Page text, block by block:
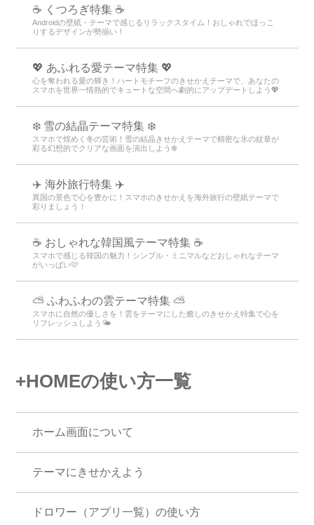
☕ くつろぎ特集 ☕
Androidの壁紙・テーマで感じるリラックスタイム！おしゃれでほっこ
りするデザインが勢揃い！
💖 あふれる愛テーマ特集 💖
心を奪われる愛の輝き！ハートモチーフのきせかえテーマで、あなたの
スマホを世界一情熱的でキュートな空間へ劇的にアップデートしよう💖
❄️ 雪の結晶テーマ特集 ❄️
スマホで煌めく冬の芸術！雪の結晶きせかえテーマで精密な氷の紋章が
彩る幻想的でクリアな画面を演出しよう❄️
✈️ 海外旅行特集 ✈️
異国の景色で心を豊かに！スマホのきせかえを海外旅行の壁紙テーマで
彩りましょう！
☕ おしゃれな韓国風テーマ特集 ☕
スマホで感じる韓国の魅力！シンプル・ミニマルなどおしゃれなテーマ
がいっぱい🩷
⛅ ふわふわの雲テーマ特集 ⛅
スマホに自然の優しさを！雲をテーマにした癒しのきせかえ特集で心を
リフレッシュしよう🌤️
+HOMEの使い方一覧
ホーム画面について
テーマにきせかえよう
ドロワー（アプリ一覧）の使い方